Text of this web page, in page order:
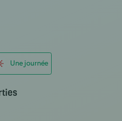
Une journée